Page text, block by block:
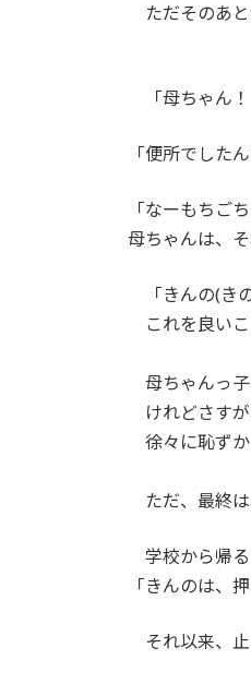
ただそのあと
「母ちゃん！
「便所でした
「なーもちご
母ちゃんは、
「きんの(き
これを良いこ
母ちゃんっ子
けれどさすが
徐々に恥ずか
ただ、最終は
学校から帰る
「きんのは、
それ以来、止